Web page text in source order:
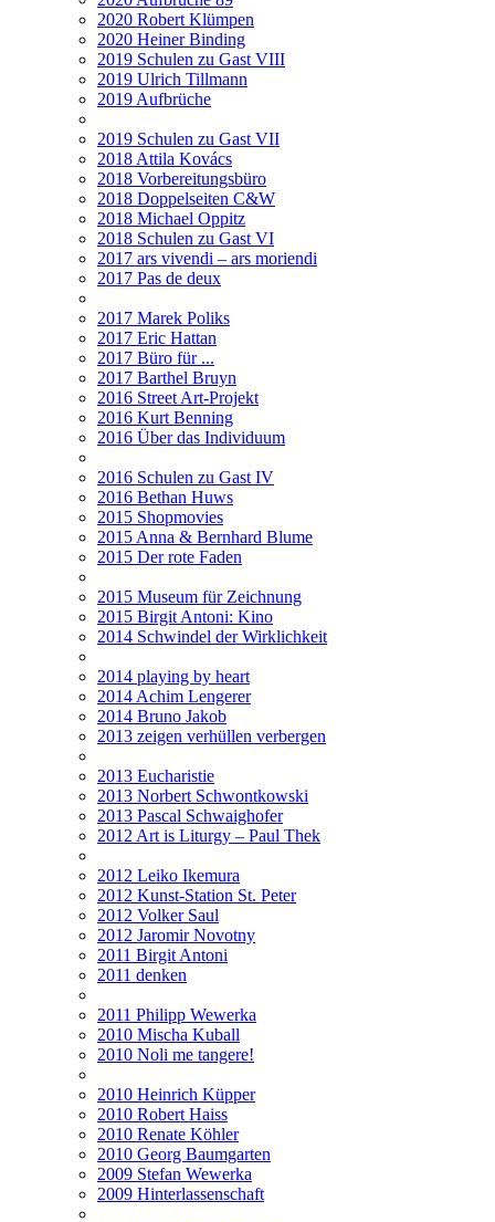
2020 Robert Klümpen
2020 Heiner Binding
2019 Schulen zu Gast VIII
2019 Ulrich Tillmann
2019 Aufbrüche
2019 Schulen zu Gast VII
2018 Attila Kovács
2018 Vorbereitungsbüro
2018 Doppelseiten C&W
2018 Michael Oppitz
2018 Schulen zu Gast VI
2017 ars vivendi – ars moriendi
2017 Pas de deux
2017 Marek Poliks
2017 Eric Hattan
2017 Büro für ...
2017 Barthel Bruyn
2016 Street Art-Projekt
2016 Kurt Benning
2016 Über das Individuum
2016 Schulen zu Gast IV
2016 Bethan Huws
2015 Shopmovies
2015 Anna & Bernhard Blume
2015 Der rote Faden
2015 Museum für Zeichnung
2015 Birgit Antoni: Kino
2014 Schwindel der Wirklichkeit
2014 playing by heart
2014 Achim Lengerer
2014 Bruno Jakob
2013 zeigen verhüllen verbergen
2013 Eucharistie
2013 Norbert Schwontkowski
2013 Pascal Schwaighofer
2012 Art is Liturgy – Paul Thek
2012 Leiko Ikemura
2012 Kunst-Station St. Peter
2012 Volker Saul
2012 Jaromir Novotny
2011 Birgit Antoni
2011 denken
2011 Philipp Wewerka
2010 Mischa Kuball
2010 Noli me tangere!
2010 Heinrich Küpper
2010 Robert Haiss
2010 Renate Köhler
2010 Georg Baumgarten
2009 Stefan Wewerka
2009 Hinterlassenschaft